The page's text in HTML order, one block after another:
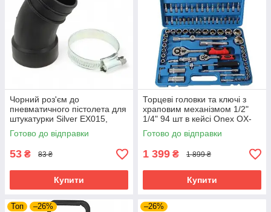
Чорний роз'єм до
пневматичного пістолета для
штукатурки Silver EX015,
фітинг для підключення
повітря
Готово до відправки
53 ₴ 83 ₴
Купити
Торцеві головки та ключі з
храповим механізмом 1/2"
1/4" 94 шт в кейсі Onex OX-
249M набір торцевих ключів
Готово до відправки
1 399 ₴ 1 899 ₴
Купити
Топ –26% –26%